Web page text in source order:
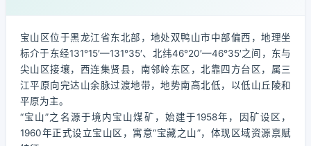
宝山区位于黑龙江省东北部，地处双鸭山市中部偏西，地理坐
标介于东经131°15′—131°35′、北纬46°20′—46°35′之间，东与
尖山区接壤，西连集贤县，南邻岭东区，北靠四方台区，属三
江平原向完达山余脉过渡地带，地势南高北低，以低山丘陵和
平原为主。
“宝山”之名源于境内宝山煤矿，始建于1958年，因矿设区，
1960年正式设立宝山区，寓意“宝藏之山”，体现区域资源禀赋